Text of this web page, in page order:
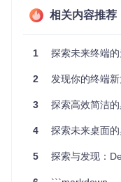
跨设备同步
在多台设备之间保
项目特点
广泛兼容：专注于
深度定制：对 Vim
一键安装：使用
持续更新：项目定
容。
相关内容推荐
1 探索未来终端的无
2 发现你的终端
3 探索高效简洁
4 探索未来桌面
5 探索与发现：